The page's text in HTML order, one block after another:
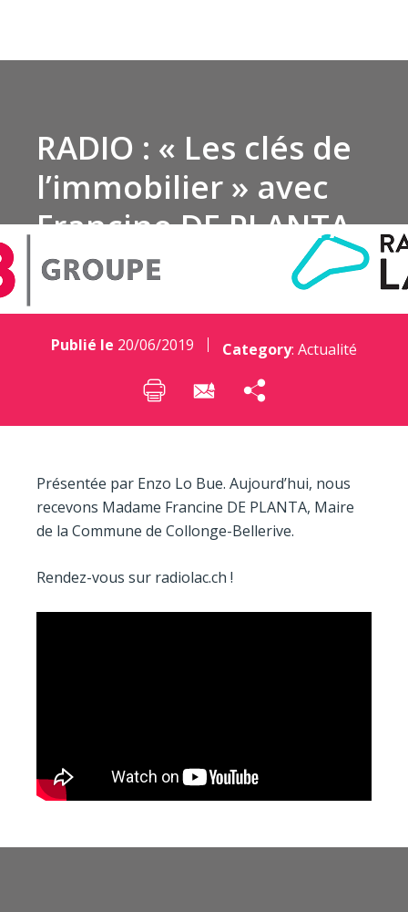
RADIO : « Les clés de
l’immobilier » avec
Francine DE PLANTA
Publié le 20/06/2019 Category: Actualité
Présentée par Enzo Lo Bue. Aujourd’hui, nous
recevons Madame Francine DE PLANTA, Maire
de la Commune de Collonge-Bellerive.
Rendez-vous sur radiolac.ch !